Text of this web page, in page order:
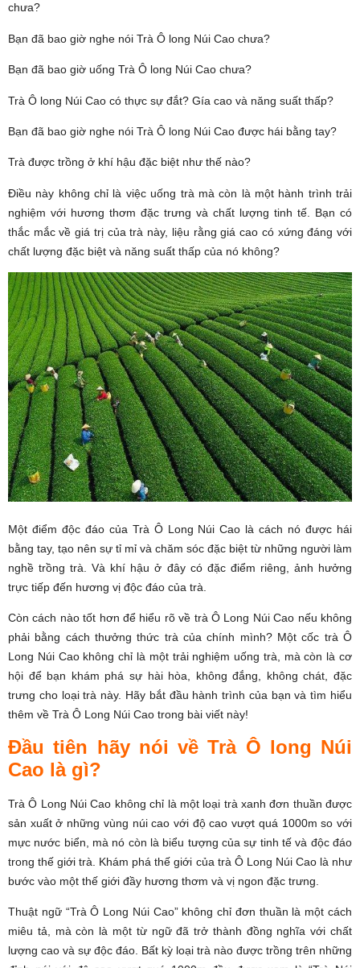
chưa?
Bạn đã bao giờ nghe nói Trà Ô long Núi Cao chưa?
Bạn đã bao giờ uống Trà Ô long Núi Cao chưa?
Trà Ô long Núi Cao có thực sự đắt? Gía cao và năng suất thấp?
Bạn đã bao giờ nghe nói Trà Ô long Núi Cao được hái bằng tay?
Trà được trồng ở khí hậu đặc biệt như thế nào?
Điều này không chỉ là việc uống trà mà còn là một hành trình trải
nghiệm với hương thơm đặc trưng và chất lượng tinh tế. Bạn có
thắc mắc về giá trị của trà này, liệu rằng giá cao có xứng đáng với
chất lượng đặc biệt và năng suất thấp của nó không?
Một điểm độc đáo của Trà Ô Long Núi Cao là cách nó được hái
bằng tay, tạo nên sự tỉ mỉ và chăm sóc đặc biệt từ những người làm
nghề trồng trà. Và khí hậu ở đây có đặc điểm riêng, ảnh hưởng
trực tiếp đến hương vị độc đáo của trà.
Còn cách nào tốt hơn để hiểu rõ về trà Ô Long Núi Cao nếu không
phải bằng cách thưởng thức trà của chính mình? Một cốc trà Ô
Long Núi Cao không chỉ là một trải nghiệm uống trà, mà còn là cơ
hội để bạn khám phá sự hài hòa, không đắng, không chát, đặc
trưng cho loại trà này. Hãy bắt đầu hành trình của bạn và tìm hiểu
thêm về Trà Ô Long Núi Cao trong bài viết này!
Đầu tiên hãy nói về Trà Ô long Núi
Cao là gì?
Trà Ô Long Núi Cao không chỉ là một loại trà xanh đơn thuần được
sản xuất ở những vùng núi cao với độ cao vượt quá 1000m so với
mực nước biển, mà nó còn là biểu tượng của sự tinh tế và độc đáo
trong thế giới trà. Khám phá thế giới của trà Ô Long Núi Cao là như
bước vào một thế giới đầy hương thơm và vị ngon đặc trưng.
Thuật ngữ “Trà Ô Long Núi Cao” không chỉ đơn thuần là một cách
miêu tả, mà còn là một từ ngữ đã trở thành đồng nghĩa với chất
lượng cao và sự độc đáo. Bất kỳ loại trà nào được trồng trên những